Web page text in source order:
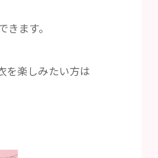
ます。
を楽しみたい方は